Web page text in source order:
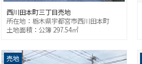
西川田本町三丁目売地
所在地：栃木県宇都宮市西川田本町
土地面積：公簿 297.54㎡
売地